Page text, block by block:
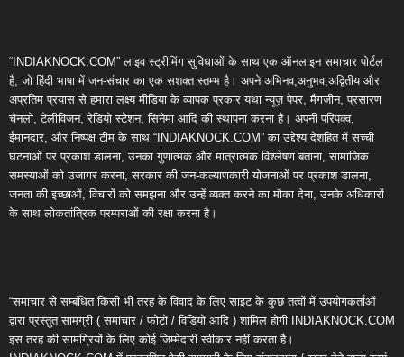
“INDIAKNOCK.COM” लाइव स्ट्रीमिंग सुविधाओं के साथ एक ऑनलाइन समाचार पोर्टल
है, जो हिंदी भाषा में जन-संचार का एक सशक्त स्तम्भ है। अपने अभिनव,अनुभव,अद्वितीय और
अप्रतिम प्रयास से हमारा लक्ष्य मीडिया के व्यापक प्रकार यथा न्यूज़ पेपर, मैगजीन, प्रसारण
चैनलों, टेलीविजन, रेडियो स्टेशन, सिनेमा आदि की स्थापना करना है। अपनी परिपक्व,
ईमानदार, और निष्पक्ष टीम के साथ “INDIAKNOCK.COM” का उद्देश्य देशहित में सच्ची
घटनाओं पर प्रकाश डालना, उनका गुणात्मक और मात्रात्मक विश्लेषण बताना, सामाजिक
समस्याओं को उजागर करना, सरकार की जन-कल्याणकारी योजनाओं पर प्रकाश डालना,
जनता की इच्छाओं, विचारों को समझना और उन्हें व्यक्त करने का मौका देना, उनके अधिकारों
के साथ लोकतांत्रिक परम्पराओं की रक्षा करना है।
“समाचार से सम्बंधित किसी भी तरह के विवाद के लिए साइट के कुछ तत्वों में उपयोगकर्ताओं
द्वारा प्रस्तुत सामग्री ( समाचार / फोटो / विडियो आदि ) शामिल होगी INDIAKNOCK.COM
इस तरह की सामग्रियों के लिए कोई जिम्मेदारी स्वीकार नहीं करता है।